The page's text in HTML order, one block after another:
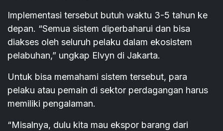
Implementasi tersebut butuh waktu 3-5 tahun ke
depan. “Semua sistem diperbaharui dan bisa
diakses oleh seluruh pelaku dalam ekosistem
pelabuhan,” ungkap Elvyn di Jakarta.
Untuk bisa memahami sistem tersebut, para
pelaku atau pemain di sektor perdagangan harus
memiliki pengalaman.
“Misalnya, dulu kita mau ekspor barang dari